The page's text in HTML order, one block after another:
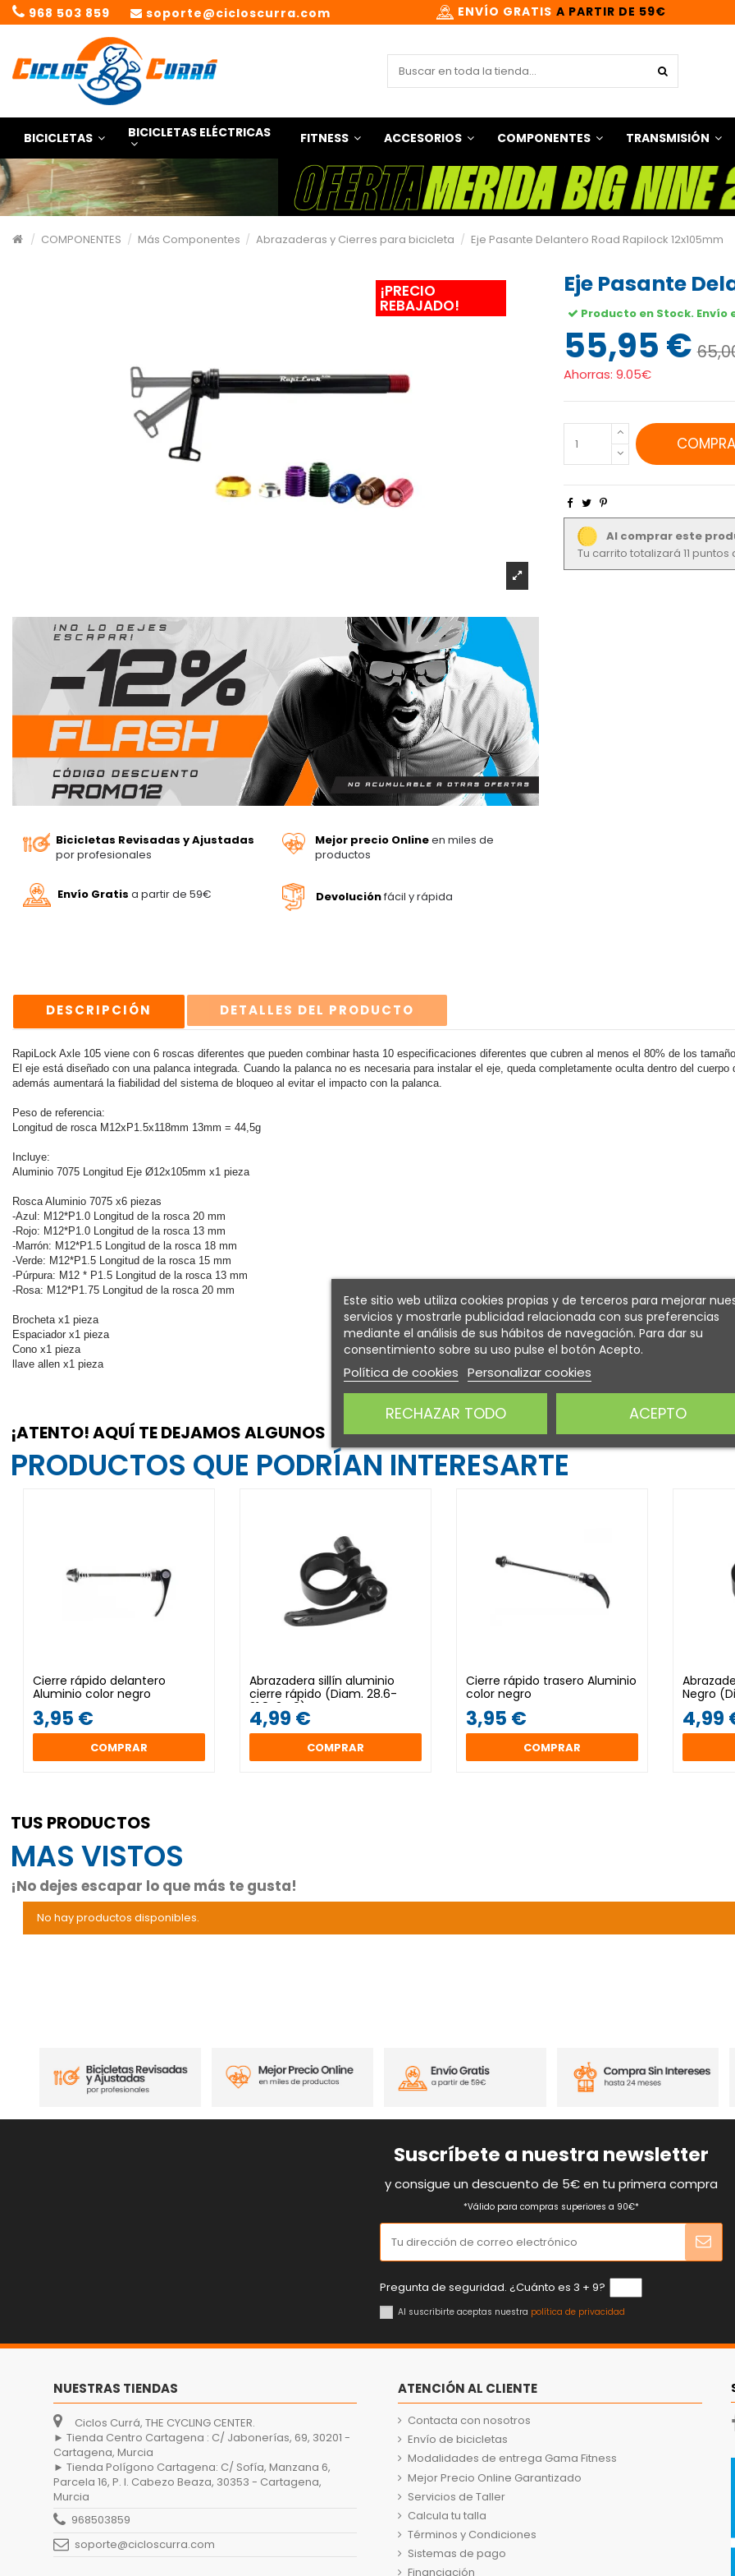
968 503 859 soporte@cicloscurra.com ENVÍO GRATIS A PARTIR DE 59€
BICICLETAS BICICLETAS ELÉCTRICAS FITNESS ACCESORIOS COMPONENTES TRANSMISIÓN
COMPONENTES Más Componentes Abrazaderas y Cierres para bicicleta Eje Pasante Delantero Road Rapilock 12x105mm
¡PRECIO
REBAJADO!
Bicicletas Revisadas y Ajustadas
por profesionales
Mejor precio Onlineen miles de
productos
Envío Gratis a partir de 59€ Devoluciónfácil y rápida
Eje Pasante
Producto en Stock. Envío
55,95 €
Ahorras: 9.05€
Al comprar este
Tu carrito totalizará 11
DESCRIPCIÓN DETALLES DEL PRODUCTO
RapiLock Axle 105 viene con 6 roscas diferentes que pueden combinar hasta 10 especificaciones diferentes que cubren al menos el 80% de los
El eje está diseñado con una palanca integrada. Cuando la palanca no es necesaria para instalar el eje, queda completamente oculta dentro del
además aumentará la fiabilidad del sistema de bloqueo al evitar el impacto con la palanca.
Peso de referencia:
Longitud de rosca M12xP1.5x118mm 13mm = 44,5g
Incluye:
Aluminio 7075 Longitud Eje Ø12x105mm x1 pieza
Rosca Aluminio 7075 x6 piezas
-Azul: M12*P1.0 Longitud de la rosca 20 mm
-Rojo: M12*P1.0 Longitud de la rosca 13 mm
-Marrón: M12*P1.5 Longitud de la rosca 18 mm
-Verde: M12*P1.5 Longitud de la rosca 15 mm
-Púrpura: M12 * P1.5 Longitud de la rosca 13 mm
-Rosa: M12*P1.75 Longitud de la rosca 20 mm
Brocheta x1 pieza
Espaciador x1 pieza
Cono x1 pieza
llave allen x1 pieza
¡ATENTO! AQUÍ TE DEJAMOS ALGUNOS
PRODUCTOS QUE PODRÍAN INTERESARTE
Cierre rápido delantero
Aluminio color negro
3,95 €
COMPRAR
Abrazadera sillín aluminio
cierre rápido (Diam. 28.6-
31.8-34.9)
4,99 €
COMPRAR
Cierre rápido trasero Aluminio
color negro
3,95 €
COMPRAR
Negro
4,99
TUS PRODUCTOS
MAS VISTOS
¡No dejes escapar lo que más te gusta!
No hay productos disponibles.
Suscríbete a nuestra newsletter
y consigue un descuento de 5€ en tu primera compra
*Válido para compras superiores a 90€*
Pregunta de seguridad. ¿Cuánto es 3 + 9?
Al suscribirte aceptas nuestra política de privacidad
NUESTRAS TIENDAS
Ciclos Currá, THE CYCLING CENTER.
► Tienda Centro Cartagena : C/ Jabonerías, 69, 30201 -
Cartagena, Murcia
► Tienda Polígono Cartagena: C/ Sofía, Manzana 6,
Parcela 16, P. I. Cabezo Beaza, 30353 - Cartagena,
Murcia
968503859
soporte@cicloscurra.com
ATENCIÓN AL CLIENTE
Contacta con nosotros
Envío de bicicletas
Modalidades de entrega Gama Fitness
Mejor Precio Online Garantizado
Servicios de Taller
Calcula tu talla
Términos y Condiciones
Sistemas de pago
Financiación
Este sitio web utiliza cookies propias y de terceros para mejorar
servicios y mostrarle publicidad relacionada con sus preferencias
mediante el análisis de sus hábitos de navegación. Para dar su
consentimiento sobre su uso pulse el botón Acepto.
Política de cookies Personalizar cookies
RECHAZAR TODO ACEPTO